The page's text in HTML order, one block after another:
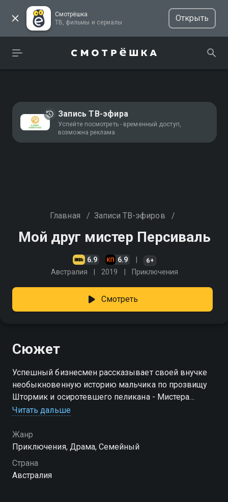
Смотрёшка
ТВ, фильмы и сериалы
Открыть
Запись ТВ-эфира
Успейте посмотреть - временный доступ,
возможна реклама
Главная / Записи ТВ-эфиров /
Мой друг мистер Персиваль
6.9 6.9 6+
Австралия 2019 Приключения
Смотреть
Сюжет
Успешный бизнесмен рассказывает своей внучке
необыкновенную историю мальчика по прозвищу
Штормик и осиротевшего пеликана - Мистера
Персиваля. Историю опасных приключений и
жизнь
Читать дальше
Жанр
Приключения, Драма, Cемейный
Страна
Австралия